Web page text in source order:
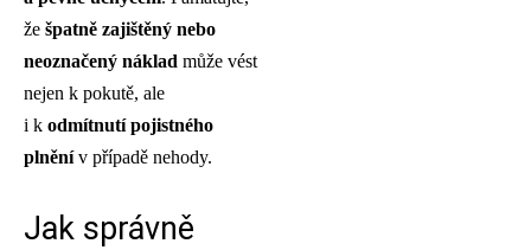
že špatně zajištěný nebo
neoznačený náklad může vést
nejen k pokutě, ale
i k odmítnutí pojistného
plněnív případě nehody.
Jak správně